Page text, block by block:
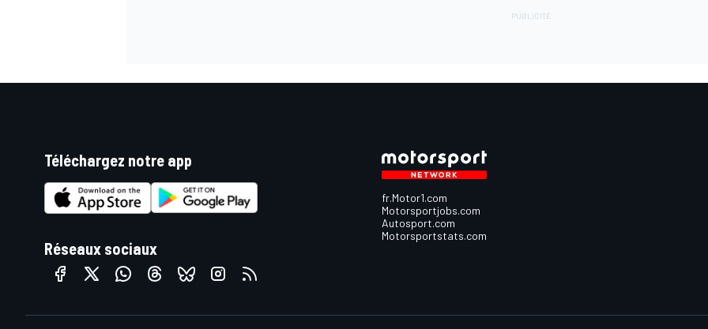
Téléchargez notre app
Réseaux sociaux
fr.Motor1.com
Motorsportjobs.com
Autosport.com
Motorsportstats.com